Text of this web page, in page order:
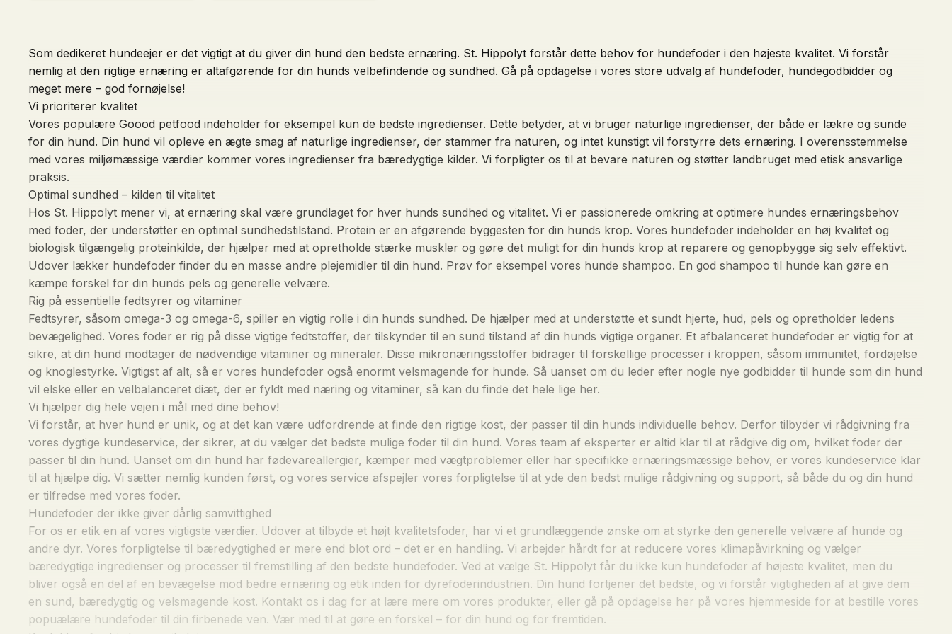
g
antal
Som dedikeret hundeejer er det vigtigt at du giver din hund den bedste ernæring. St. Hippolyt forstår dette behov for hundefoder i den højeste kvalitet. Vi forstår
nemlig at den rigtige ernæring er altafgørende for din hunds velbefindende og sundhed. Gå på opdagelse i vores store udvalg af hundefoder, hundegodbidder og
meget mere – god fornøjelse!
Vi prioriterer kvalitet
Vores populære Goood petfood indeholder for eksempel kun de bedste ingredienser. Dette betyder, at vi bruger naturlige ingredienser, der både er lækre og sunde
for din hund. Din hund vil opleve en ægte smag af naturlige ingredienser, der stammer fra naturen, og intet kunstigt vil forstyrre dets ernæring. I overensstemmelse
med vores miljømæssige værdier kommer vores ingredienser fra bæredygtige kilder. Vi forpligter os til at bevare naturen og støtter landbruget med etisk ansvarlige
praksis.
Optimal sundhed – kilden til vitalitet
Hos St. Hippolyt mener vi, at ernæring skal være grundlaget for hver hunds sundhed og vitalitet. Vi er passionerede omkring at optimere hundes ernæringsbehov
med foder, der understøtter en optimal sundhedstilstand. Protein er en afgørende byggesten for din hunds krop. Vores hundefoder indeholder en høj kvalitet og
biologisk tilgængelig proteinkilde, der hjælper med at opretholde stærke muskler og gøre det muligt for din hunds krop at reparere og genopbygge sig selv effektivt.
Udover lækker hundefoder finder du en masse andre plejemidler til din hund. Prøv for eksempel vores hunde shampoo. En god shampoo til hunde kan gøre en
kæmpe forskel for din hunds pels og generelle velvære.
Rig på essentielle fedtsyrer og vitaminer
Fedtsyrer, såsom omega-3 og omega-6, spiller en vigtig rolle i din hunds sundhed. De hjælper med at understøtte et sundt hjerte, hud, pels og opretholder ledens
bevægelighed. Vores foder er rig på disse vigtige fedtstoffer, der tilskynder til en sund tilstand af din hunds vigtige organer. Et afbalanceret hundefoder er vigtig for at
sikre, at din hund modtager de nødvendige vitaminer og mineraler. Disse mikronæringsstoffer bidrager til forskellige processer i kroppen, såsom immunitet, fordøjelse
og knoglestyrke. Vigtigst af alt, så er vores hundefoder også enormt velsmagende for hunde. Så uanset om du leder efter nogle nye godbidder til hunde som din hund
vil elske eller en velbalanceret diæt, der er fyldt med næring og vitaminer, så kan du finde det hele lige her.
Vi hjælper dig hele vejen i mål med dine behov!
Vi forstår, at hver hund er unik, og at det kan være udfordrende at finde den rigtige kost, der passer til din hunds individuelle behov. Derfor tilbyder vi rådgivning fra
vores dygtige kundeservice, der sikrer, at du vælger det bedste mulige foder til din hund. Vores team af eksperter er altid klar til at rådgive dig om, hvilket foder der
passer til din hund. Uanset om din hund har fødevareallergier, kæmper med vægtproblemer eller har specifikke ernæringsmæssige behov, er vores kundeservice klar
til at hjælpe dig. Vi sætter nemlig kunden først, og vores service afspejler vores forpligtelse til at yde den bedst mulige rådgivning og support, så både du og din hund
er tilfredse med vores foder.
Hundefoder der ikke giver dårlig samvittighed
For os er etik en af vores vigtigste værdier. Udover at tilbyde et højt kvalitetsfoder, har vi et grundlæggende ønske om at styrke den generelle velvære af hunde og
andre dyr. Vores forpligtelse til bæredygtighed er mere end blot ord – det er en handling. Vi arbejder hårdt for at reducere vores klimapåvirkning og vælger
bæredygtige ingredienser og processer til fremstilling af den bedste hundefoder. Ved at vælge St. Hippolyt får du ikke kun hundefoder af højeste kvalitet, men du
bliver også en del af en bevægelse mod bedre ernæring og etik inden for dyrefoderindustrien. Din hund fortjener det bedste, og vi forstår vigtigheden af at give dem
en sund, bæredygtig og velsmagende kost. Kontakt os i dag for at lære mere om vores produkter, eller gå på opdagelse her på vores hjemmeside for at bestille vores
popuælære hundefoder til din firbenede ven. Vær med til at gøre en forskel – for din hund og for fremtiden.